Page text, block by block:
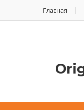
Главная